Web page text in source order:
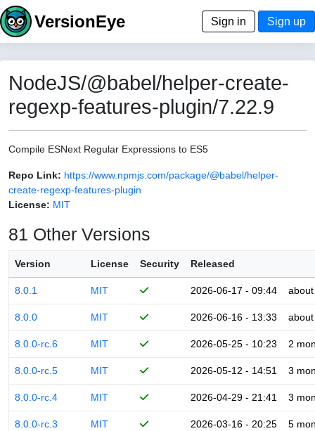
VersionEye Sign in Sign up
NodeJS/@babel/helper-create-
regexp-features-plugin/7.22.9
Compile ESNext Regular Expressions to ES5
Repo Link: https://www.npmjs.com/package/@babel/helper-
create-regexp-features-plugin
License: MIT
81 Other Versions
Version License Security Released
8.0.1 MIT 2026-06-17 - 09:44
8.0.0 MIT 2026-06-16 - 13:33
8.0.0-rc.6 MIT 2026-05-25 - 10:23 2
8.0.0-rc.5 MIT 2026-05-12 - 14:51 3
8.0.0-rc.4 MIT 2026-04-29 - 21:41 3
8.0.0-rc.3 MIT 2026-03-16 - 20:25 5